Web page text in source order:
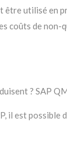
utilisé
coûts de non-
? SAP
il est